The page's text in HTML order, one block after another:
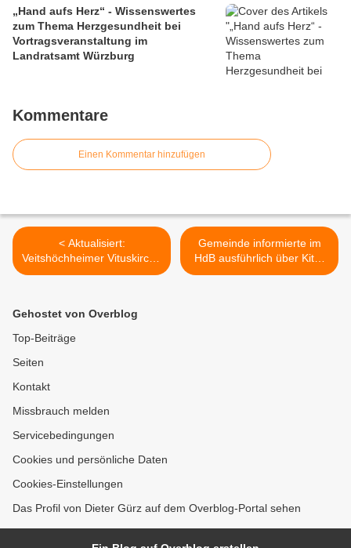
„Hand aufs Herz“ - Wissenswertes
zum Thema Herzgesundheit bei
Vortragsveranstaltung im
Landratsamt Würzburg
Kommentare
Einen Kommentar hinzufügen
< Aktualisiert:
Veitshöchheimer Vituskirche
erstrahlt seit heute neu im
Gemeinde informierte im
HdB ausführlich über Kita-
Neubau-Vorentwurf hinter
Gehostet von Overblog
Top-Beiträge
Seiten
Kontakt
Missbrauch melden
Servicebedingungen
Cookies und persönliche Daten
Cookies-Einstellungen
Das Profil von Dieter Gürz auf dem Overblog-Portal sehen